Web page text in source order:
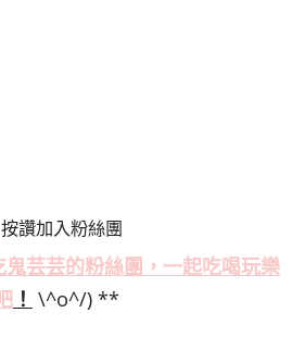
按讚加入粉絲團
鬼芸芸的粉絲團，一起吃喝玩樂
！ \^o^/) **